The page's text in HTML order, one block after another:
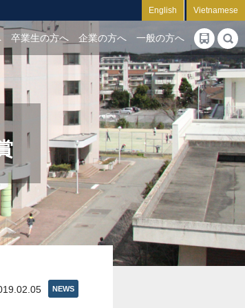
English Vietnamese
卒業生の方へ 企業の方へ 一般の方へ
NEWS